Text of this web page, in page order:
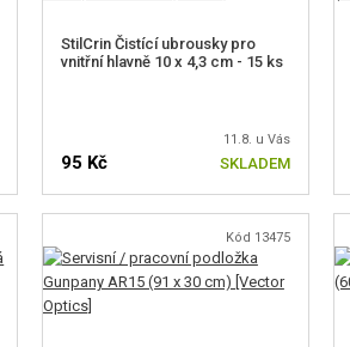
StilCrin Čistící ubrousky pro
vnitřní hlavně 10 x 4,3 cm - 15 ks
11.8. u Vás
95 Kč SKLADEM
Kód 13475